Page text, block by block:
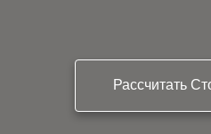
Рассчитать